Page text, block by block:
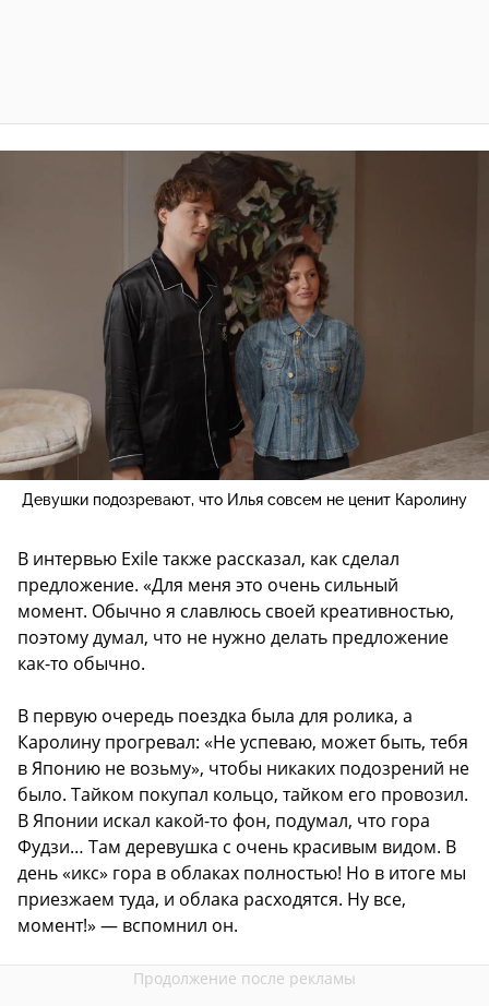
Девушки подозревают, что Илья совсем не ценит Каролину
В интервью Exile также рассказал, как сделал
предложение. «Для меня это очень сильный
момент. Обычно я славлюсь своей креативностью,
поэтому думал, что не нужно делать предложение
как-то обычно.
В первую очередь поездка была для ролика, а
Каролину прогревал: «Не успеваю, может быть, тебя
в Японию не возьму», чтобы никаких подозрений не
было. Тайком покупал кольцо, тайком его провозил.
В Японии искал какой-то фон, подумал, что гора
Фудзи… Там деревушка с очень красивым видом. В
день «икс» гора в облаках полностью! Но в итоге мы
приезжаем туда, и облака расходятся. Ну все,
момент!» — вспомнил он.